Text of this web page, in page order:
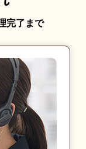
完了まで